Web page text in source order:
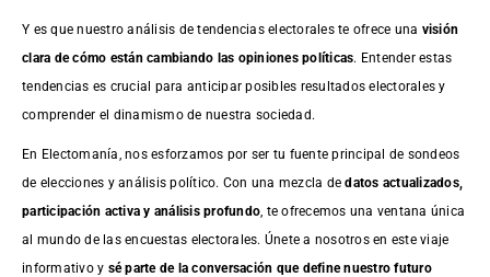
Y es que nuestro análisis de tendencias electorales te ofrece una visión
clara de cómo están cambiando las opiniones políticas. Entender estas
tendencias es crucial para anticipar posibles resultados electorales y
comprender el dinamismo de nuestra sociedad.
En Electomanía, nos esforzamos por ser tu fuente principal de sondeos
de elecciones y análisis político. Con una mezcla dedatos actualizados,
participación activa y análisis profundo , te ofrecemos una ventana única
al mundo de las encuestas electorales. Únete a nosotros en este viaje
informativo y sé parte de la conversación que define nuestro futuro